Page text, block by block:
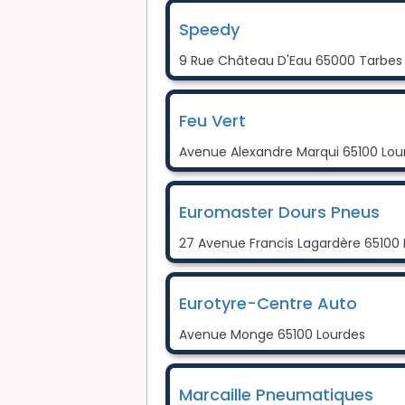
Speedy
9 Rue Château D'Eau 65000 Tarbes
Feu Vert
Avenue Alexandre Marqui 65100
Euromaster Dours Pneus
27 Avenue Francis Lagardère 65100
Eurotyre-Centre Auto
Avenue Monge 65100 Lourdes
Marcaille Pneumatiques